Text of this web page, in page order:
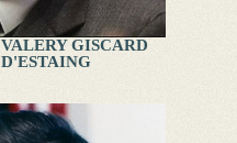
VALERY GISCARD
D'ESTAING